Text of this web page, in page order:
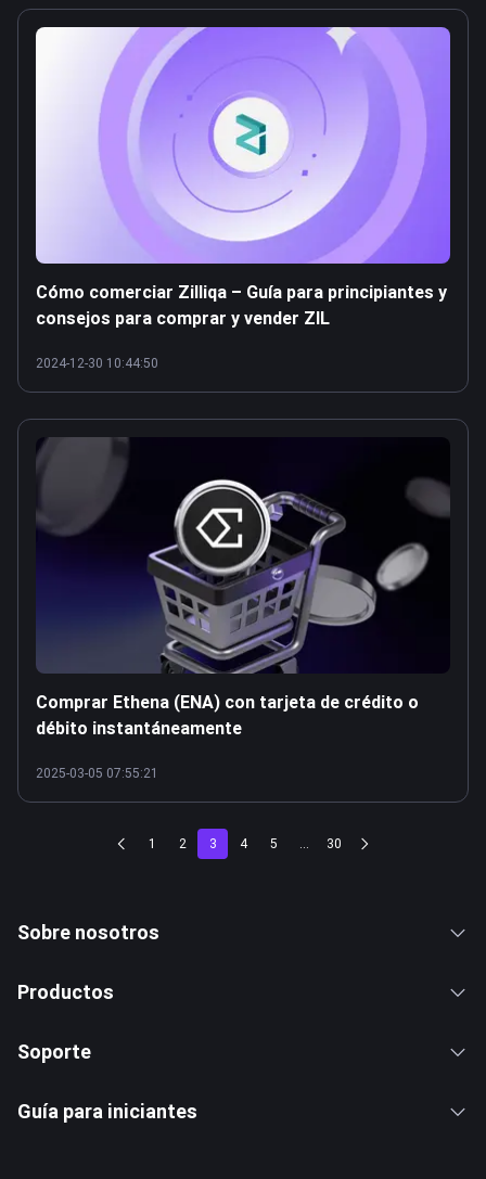
Cómo comerciar Zilliqa – Guía para principiantes y
consejos para comprar y vender ZIL
2024-12-30 10:44:50
Comprar Ethena (ENA) con tarjeta de crédito o
débito instantáneamente
2025-03-05 07:55:21
1 2 3 4 5 ... 30
Sobre nosotros
Productos
Soporte
Guía para iniciantes